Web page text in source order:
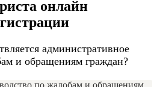
онлайн
административное
и обращениям граждан?
по жалобам и обращениям